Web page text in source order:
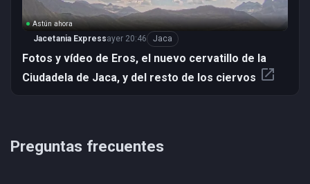
Astún ahora
Jacetania Expressayer 20:46 Jaca
Fotos y vídeo de Eros, el nuevo cervatillo de la
Ciudadela de Jaca, y del resto de los ciervos open_in_new
Preguntas frecuentes